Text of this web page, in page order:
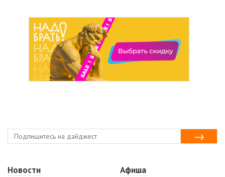
Новости
Афиша